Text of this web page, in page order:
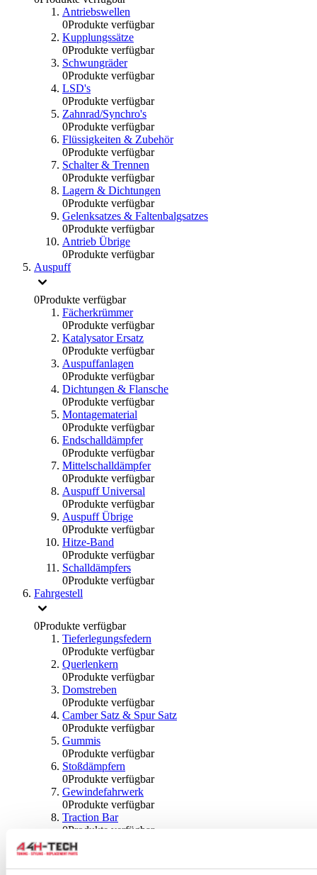
Antriebswellen
0Produkte verfügbar
Kupplungssätze
0Produkte verfügbar
Schwungräder
0Produkte verfügbar
LSD's
0Produkte verfügbar
Zahnrad/Synchro's
0Produkte verfügbar
Flüssigkeiten & Zubehör
0Produkte verfügbar
Schalter & Trennen
0Produkte verfügbar
Lagern & Dichtungen
0Produkte verfügbar
Gelenksatzes & Faltenbalgsatzes
0Produkte verfügbar
Antrieb Übrige
0Produkte verfügbar
Auspuff
0Produkte verfügbar
Fächerkrümmer
0Produkte verfügbar
Katalysator Ersatz
0Produkte verfügbar
Auspuffanlagen
0Produkte verfügbar
Dichtungen & Flansche
0Produkte verfügbar
Montagematerial
0Produkte verfügbar
Endschalldämpfer
0Produkte verfügbar
Mittelschalldämpfer
0Produkte verfügbar
Auspuff Universal
0Produkte verfügbar
Auspuff Übrige
0Produkte verfügbar
Hitze-Band
0Produkte verfügbar
Schalldämpfers
0Produkte verfügbar
Fahrgestell
0Produkte verfügbar
Tieferlegungsfedern
0Produkte verfügbar
Querlenkern
0Produkte verfügbar
Domstreben
0Produkte verfügbar
Camber Satz & Spur Satz
0Produkte verfügbar
Gummis
0Produkte verfügbar
Stoßdämpfern
0Produkte verfügbar
Gewindefahrwerk
0Produkte verfügbar
Traction Bar
0Produkte verfügbar
Stabilisator & Zubehör
0Produkte verfügbar
Kugeln & Abdeckungen